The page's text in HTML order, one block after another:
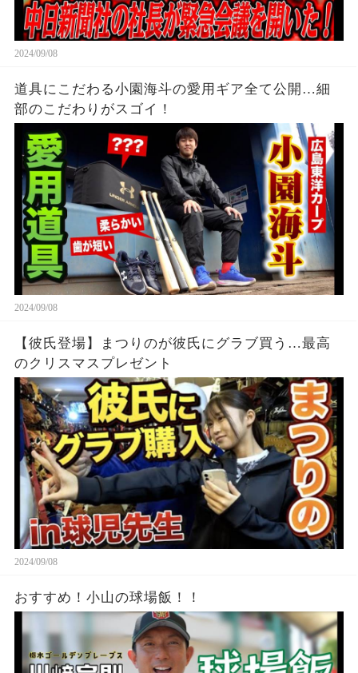
2024/09/08
道具にこだわる小園海斗の愛用ギア全て公開…細
部のこだわりがスゴイ！
2024/09/08
【彼氏登場】まつりのが彼氏にグラブ買う…最高
のクリスマスプレゼント
2024/09/08
おすすめ！小山の球場飯！！